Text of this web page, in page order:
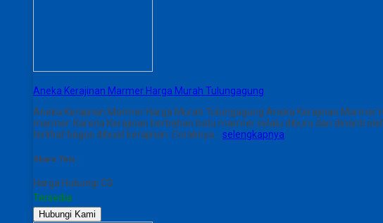
Aneka Kerajinan Marmer Harga Murah Tulungagung
Aneka Kerajinan Marmer Harga Murah Tulungagung Aneka Kerajinan
marmer. Karena Kerajinan berbahan batu marmer selalu diburu dan dinanti
terlihat bagus dibuat kerajinan. Coraknya… selengkapnya
Share This :
Harga Hubungi CS
Tersedia
Hubungi Kami